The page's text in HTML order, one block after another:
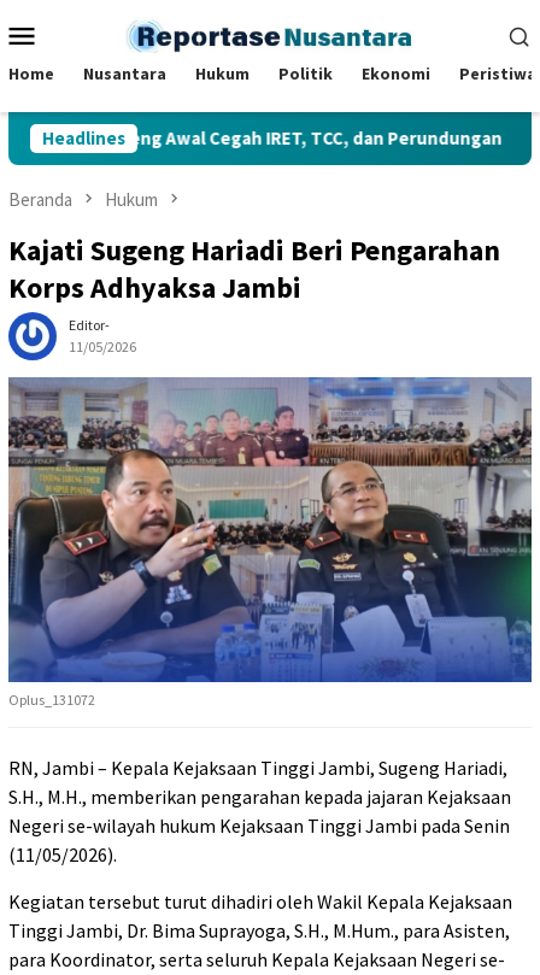
ke
Mobile
Home Nusantara Hukum Politik Ekonomi Peristiwa
Headlines
Awal Cegah IRET, TCC, dan Perundungan
Beranda Hukum
Kajati Sugeng Hariadi Beri Pengarahan
Korps Adhyaksa Jambi
Editor-
11/05/2026
Oplus_131072
RN, Jambi – Kepala Kejaksaan Tinggi Jambi, Sugeng Hariadi,
S.H., M.H., memberikan pengarahan kepada jajaran Kejaksaan
Negeri se-wilayah hukum Kejaksaan Tinggi Jambi pada Senin
(11/05/2026).
Kegiatan tersebut turut dihadiri oleh Wakil Kepala Kejaksaan
Tinggi Jambi, Dr. Bima Suprayoga, S.H., M.Hum., para Asisten,
para Koordinator, serta seluruh Kepala Kejaksaan Negeri se-